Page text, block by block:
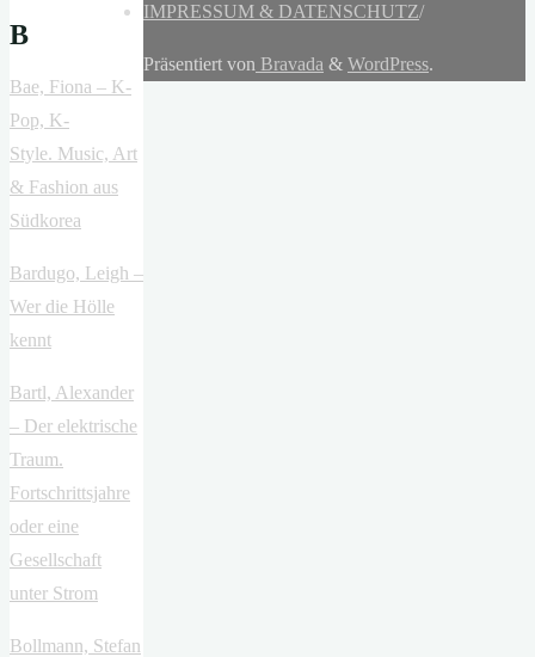
B
Bae, Fiona – K-
Pop, K-
Style. Music, Art
& Fashion aus
Südkorea
Bardugo, Leigh –
Wer die Hölle
kennt
Bartl, Alexander
– Der elektrische
Traum.
Fortschrittsjahre
oder eine
Gesellschaft
unter Strom
Bollmann, Stefan
IMPRESSUM & DATENSCHUTZ/
Präsentiert von Bravada & WordPress.